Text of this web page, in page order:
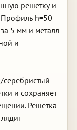
решётку и
h=50
5 мм и металл
и
серебристый
и сохраняет
Решётка